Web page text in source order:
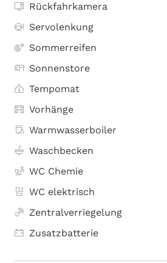
Rückfahrkamera
Servolenkung
Sommerreifen
Sonnenstore
Tempomat
Vorhänge
Warmwasserboiler
Waschbecken
WC Chemie
WC elektrisch
Zentralverriegelung
Zusatzbatterie